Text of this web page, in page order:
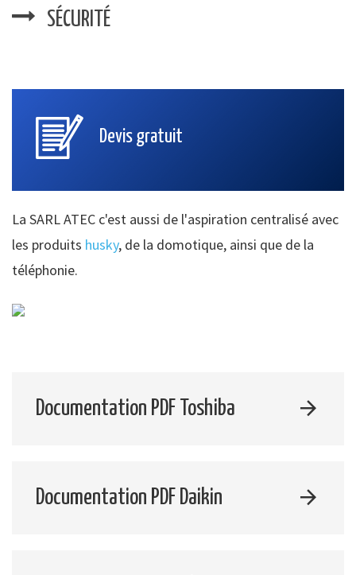
SÉCURITÉ
Devis gratuit
La SARL ATEC c'est aussi de l'aspiration centralisé avec
les produits husky, de la domotique, ainsi que de la
téléphonie.
Documentation PDF Toshiba
Documentation PDF Daikin